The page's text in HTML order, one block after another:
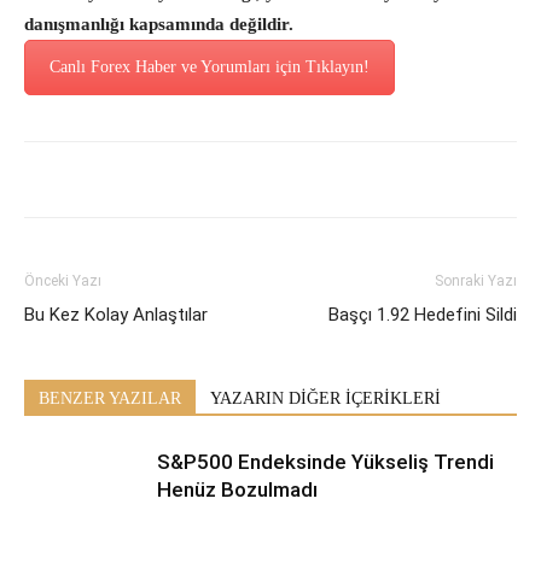
danışmanlığı kapsamında değildir.
Canlı Forex Haber ve Yorumları için Tıklayın!
Önceki Yazı
Bu Kez Kolay Anlaştılar
Sonraki Yazı
Başçı 1.92 Hedefini Sildi
BENZER YAZILAR YAZARIN DİĞER İÇERİKLERİ
S&P500 Endeksinde Yükseliş Trendi
Henüz Bozulmadı